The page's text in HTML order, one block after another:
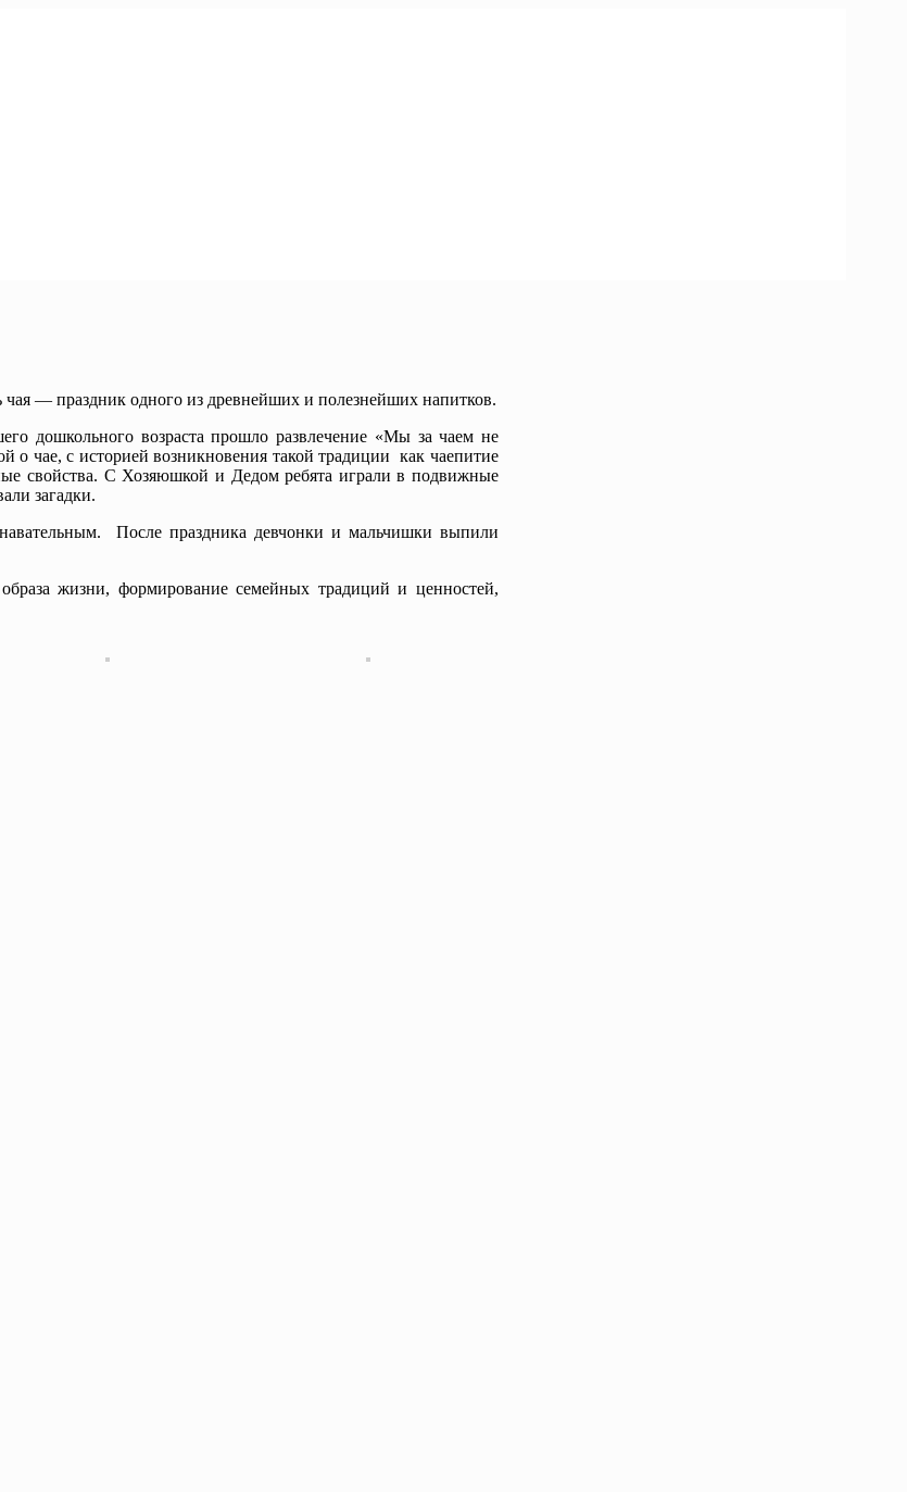
— праздник одного из древнейших и полезнейших напитков.
дошкольного возраста прошло развлечение «Мы за чаем не
о чае, с историей возникновения такой традиции как чаепитие
свойства. С Хозяюшкой и Дедом ребята играли в подвижные
загадки.
После праздника девчонки и мальчишки выпили
жизни, формирование семейных традиций и ценностей,